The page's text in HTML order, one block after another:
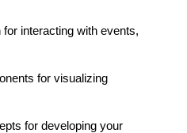
interacting with events,
for visualizing
for developing your